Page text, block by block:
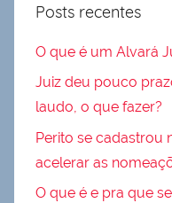
Posts recentes
O que é um Alvará
Juiz deu pouco
laudo, o que fazer?
Perito se cadastrou
acelerar as
O que é e pra que